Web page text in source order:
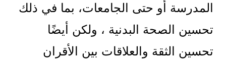
المدرسة أو حتى الجامعات، بما في ذلك
تحسين الصحة البدنية ، ولكن أيضًا
تحسين الثقة والعلاقات بين الأقران